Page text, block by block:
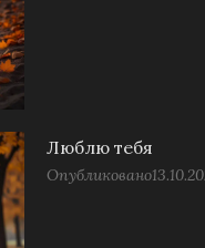
Люблю тебя
Опубликовано